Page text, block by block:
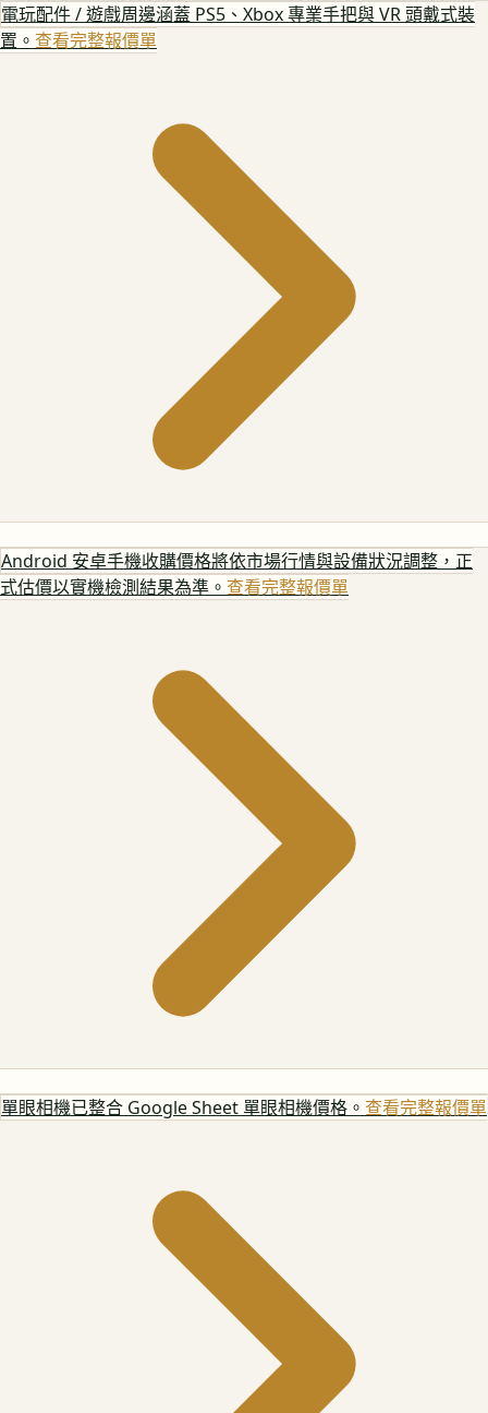
電玩配件 / 遊戲周邊涵蓋 PS5、Xbox 專業手把與 VR 頭戴式裝
置。 查看完整報價單
Android 安卓手機收購價格將依市場行情與設備狀況調整，正
式估價以實機檢測結果為準。 查看完整報價單
單眼相機已整合 Google Sheet 單眼相機價格。 查看完整報價單